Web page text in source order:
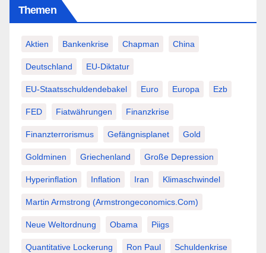
Themen
Aktien Bankenkrise Chapman China
Deutschland EU-Diktatur
EU-Staatsschuldendebakel Euro Europa Ezb
FED Fiatwährungen Finanzkrise
Finanzterrorismus Gefängnisplanet Gold
Goldminen Griechenland Große Depression
Hyperinflation Inflation Iran Klimaschwindel
Martin Armstrong (Armstrongeconomics.com)
Neue Weltordnung Obama Piigs
Quantitative Lockerung Ron Paul Schuldenkrise